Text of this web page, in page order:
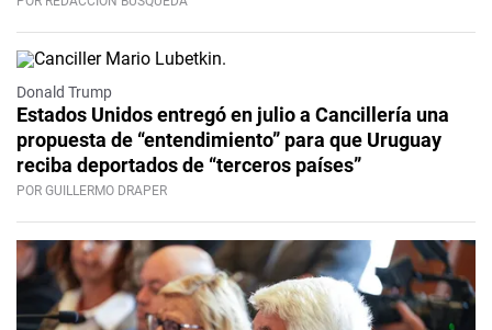
Donald Trump
Estados Unidos entregó en julio a Cancillería una
propuesta de “entendimiento” para que Uruguay
reciba deportados de “terceros países”
POR GUILLERMO DRAPER